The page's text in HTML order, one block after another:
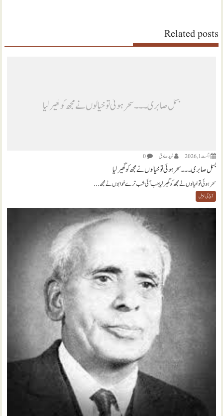
Related posts
بسمل صابری ۔۔۔ سحر ہوئی تو خیالوں نے مجھ کو گھیر لیا
اگست 1, 2026 نويد صادق 0
بسمل صابری ۔۔۔ سحر ہوئی تو خیالوں نے مجھ کو گھیر لیا
سحر ہوئی تو خیالوں نے مجھ کو گھیر لیا جب آئی شب ترے خوابوں نے مجھ...
آج کی غزل